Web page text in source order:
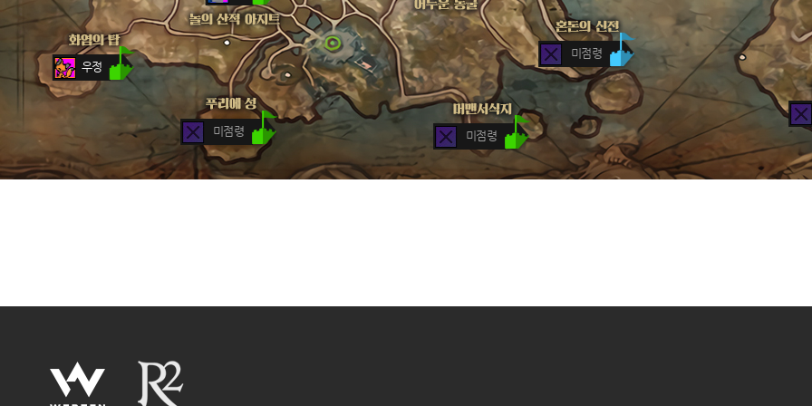
우정
미점령 미점령
미점령